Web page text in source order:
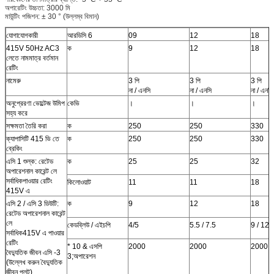
অপারেটিং উচ্চতা: 3000 মি
মাউন্টিং পজিশন: ± 30 ° (উল্লম্ব বিমান)
যোগাযোগকারী আরডিসি 6 09 12
18
415V 50Hz AC3
লেতে নামমাত্র বর্তমান
রেটিং
ক 9 12 18
নামেরু
3 পি
না / এনসি
3 পি
না / এনসি
3 পি
না / এনসি
অনুপ্রেরণা ভোল্টেজ উমিপ
সহ্য করে
কেভি । । ।
সক্ষমতা তৈরি করা ক 250 250
330
ক্যাপাসিটি 415 ভি তে
ব্রেকিং
ক 250 250 330
এসি 1 শুল্ক: রেটেড
অপারেশনাল কারেন্ট লে
সর্বাধিকপাওয়ার রেটিং
415V এ
ক 25 25 32
কিলোওয়াট 11 11 18
এসি 2 / এসি 3 ডিউটি:
রেটেড অপারেশনাল কারেন্ট
লে
সর্বাধিক415V এ পাওয়ার
রেটিং
বৈদ্যুতিক জীবন এসি -3
(উল্লেখ করুন বৈদ্যুতিক
জীবন প্লট)
ক 9 12 18
কেডব্লিউ / এইচপি 4/5 5.5 / 7.5 9 /
* 10 & এসপি
3;অপারেশন
2000 2000 2000